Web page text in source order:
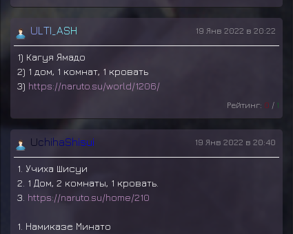
UL TI ASH 19 Янв 2022 в 20:22
1) Кагуя Ямадо
2) 1 дом, 1 комнат, 1 кровать
3) https://naruto.su/world/1206/
Рейтинг: 0 / 1
UchihaShisui 19 Янв 2022 в 20:40
1. Учиха Шисуи
2. 1 Дом, 2 комнаты, 1 кровать.
3. https://naruto.su/home/210
1. Намиказе Минато